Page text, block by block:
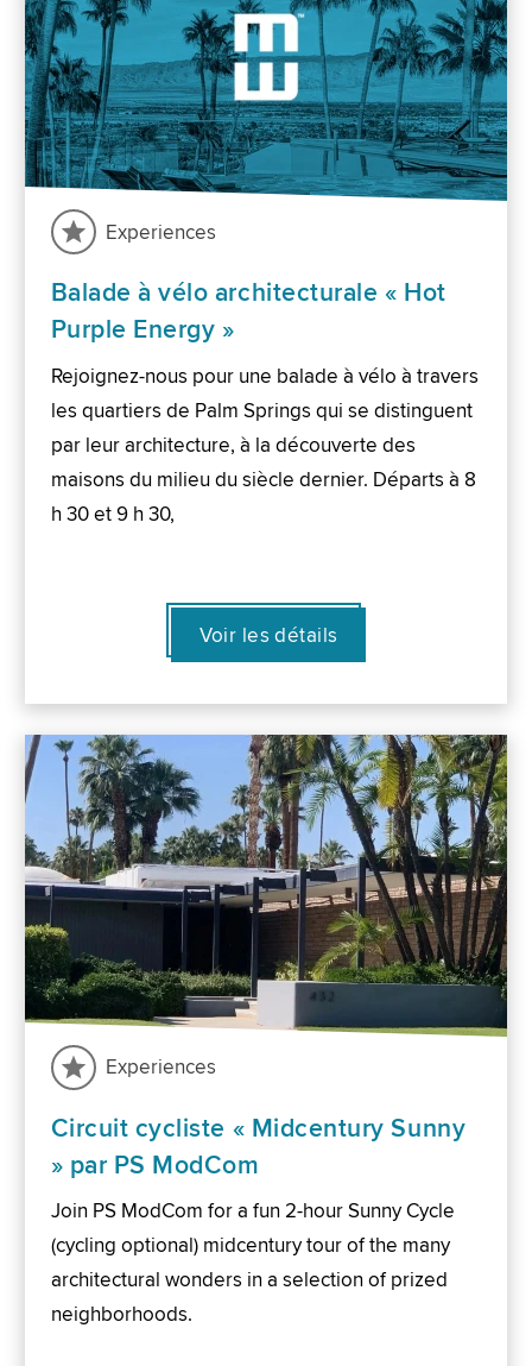
Experiences
Balade à vélo architecturale « Hot
Purple Energy »
Rejoignez-nous pour une balade à vélo à travers
les quartiers de Palm Springs qui se distinguent
par leur architecture, à la découverte des
maisons du milieu du siècle dernier. Départs à 8
h 30 et 9 h 30,
Voir les détails
Experiences
Circuit cycliste « Midcentury Sunny
» par PS ModCom
Join PS ModCom for a fun 2-hour Sunny Cycle
(cycling optional) midcentury tour of the many
architectural wonders in a selection of prized
neighborhoods.